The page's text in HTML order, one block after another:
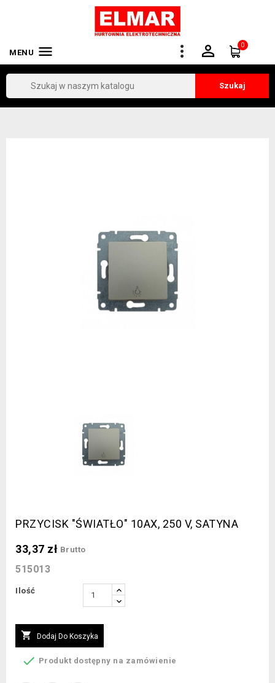
MENU  0

Szukaj
PRZYCISK "ŚWIATŁO" 10AX, 250 V, SATYNA
33,37 zł Brutto
515013
Ilość
 Dodaj Do Koszyka
 Produkt dostępny na zamówienie